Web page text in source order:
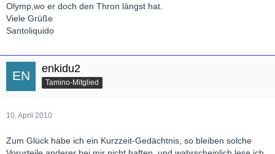
Olymp,wo er doch den Thron längst hat.
Viele Grüße
Santoliquido
enkidu2
Tamino-Mitglied
10. April 2010
Zum Glück habe ich ein Kurzzeit-Gedächtnis, so bleiben solche